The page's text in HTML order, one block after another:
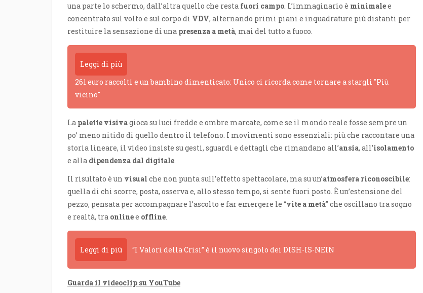
una parte lo schermo, dall’altra quello che resta fuori campo . L’immaginario è minimalee
concentrato sul volto e sul corpo di VDV, alternando primi piani e inquadrature più distanti per
restituire la sensazione di una presenza a metà, mai del tutto a fuoco.
Leggi di più
261 euro raccolti e un bambino dimenticato: Unico ci ricorda come tornare a stargli "Più
vicino"
La palette visivagioca su luci fredde e ombre marcate, come se il mondo reale fosse sempre un
po’ meno nitido di quello dentro il telefono. I movimenti sono essenziali: più che raccontare una
storia lineare, il video insiste su gesti, sguardi e dettagli che rimandano all’ansia, all’isolamento
e alla dipendenza dal digitale
Il risultato è un visual che non punta sull’effetto spettacolare, ma su un’atmosfera riconoscibile:
quella di chi scorre, posta, osserva e, allo stesso tempo, si sente fuori posto. È un’estensione del
pezzo, pensata per accompagnare l’ascolto e far emergere le “vite a metà” che oscillano tra sogno
e realtà, tra onlinee offline
Leggi di più “I Valori della Crisi” è il nuovo singolo dei DISH-IS-NEIN
Guarda il videoclip su YouTube